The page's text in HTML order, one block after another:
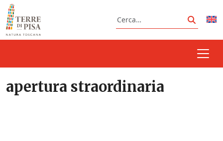
Vai al contenuto
Cerca
Cerca
apertura straordinaria